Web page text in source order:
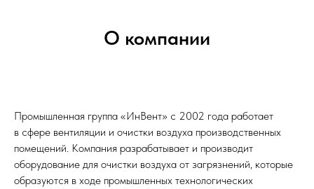
О компании
Промышленная группа «ИнВент» с 2002 года работает
в сфере вентиляции и очистки воздуха производственных
помещений. Компания разрабатывает и производит
оборудование для очистки воздуха от загрязнений, которые
образуются в ходе промышленных технологических